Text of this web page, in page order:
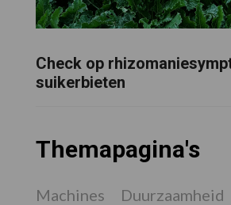
Check op
suikerbieten
Themapagina's
Machines Duurzaamheid